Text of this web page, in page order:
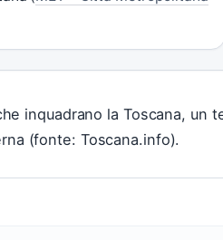
inquadrano la Toscana, un
(fonte: Toscana.info).